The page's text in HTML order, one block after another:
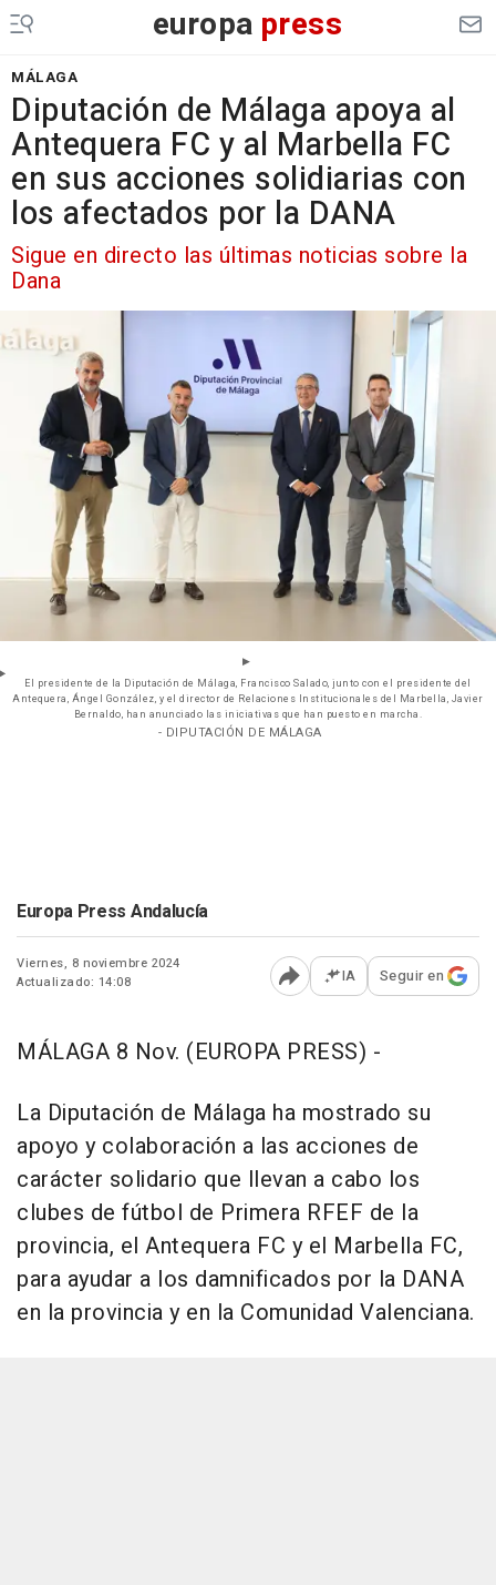
europa press
MÁLAGA
Diputación de Málaga apoya al
Antequera FC y al Marbella FC
en sus acciones solidiarias con
los afectados por la DANA
Sigue en directo las últimas noticias sobre la
Dana
El presidente de la Diputación de Málaga, Francisco Salado, junto con el presidente del
Antequera, Ángel González, y el director de Relaciones Institucionales del Marbella, Javier
Bernaldo, han anunciado las iniciativas que han puesto en marcha.
- DIPUTACIÓN DE MÁLAGA
Europa Press Andalucía
Viernes, 8 noviembre 2024
Actualizado: 14:08
Abrir opciones para
IA Seguir en
MÁLAGA 8 Nov. (EUROPA PRESS) -
La Diputación de Málaga ha mostrado su
apoyo y colaboración a las acciones de
carácter solidario que llevan a cabo los
clubes de fútbol de Primera RFEF de la
provincia, el Antequera FC y el Marbella FC,
para ayudar a los damnificados por la DANA
en la provincia y en la Comunidad Valenciana.